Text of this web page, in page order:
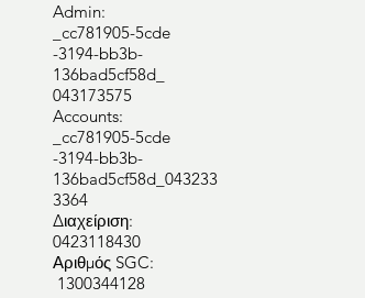
Admin:
_cc781905-5cde
-3194-bb3b-
136bad5cf58d_
043173575
Accounts:
_cc781905-5cde
-3194-bb3b-
136bad5cf58d_043233
3364
Διαχείριση:
0423118430
Αριθμός SGC:
1300344128